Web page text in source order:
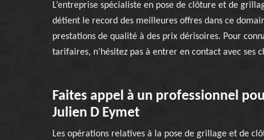
L’entreprise spécialiste en pose de clôture et de
détient le record des meilleures offres dans ce
prestations de qualité à des prix dérisoires. Pour
tarifaires, n’hésitez pas à entrer en contact avec ses
Faites appel à un professionnel
Julien D Eymet
Les opérations relatives à la pose de grillage et de